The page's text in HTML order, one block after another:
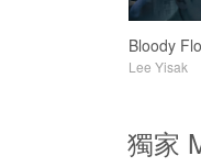
Lee Yisak
獨家